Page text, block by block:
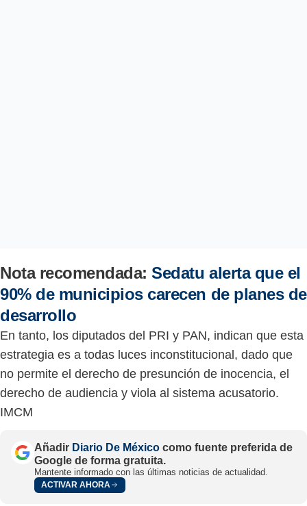
Nota recomendada:Sedatu alerta que el
90% de municipios carecen de planes de
desarrollo
En tanto, los diputados del PRI y PAN, indican que esta
estrategia es a todas luces inconstitucional, dado que
no permite el derecho de presunción de inocencia, el
derecho de audiencia y viola al sistema acusatorio.
IMCM
Añadir Diario De México como fuente preferida de
Google de forma gratuita.
Mantente informado con las últimas noticias de actualidad.
ACTIVAR AHORA